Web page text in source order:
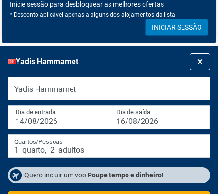
Inicie sessão para desbloquear as melhores ofertas
* Desconto aplicável apenas a alguns dos alojamentos da lista
INICIAR SESSÃO
Yadis Hammamet
Yadis Hammamet
Dia de entrada
14/08/2026
Dia de saída
16/08/2026
Quartos/Pessoas
1 quarto, 2 adultos
Quero incluir um voo Poupe tempo e dinheiro!